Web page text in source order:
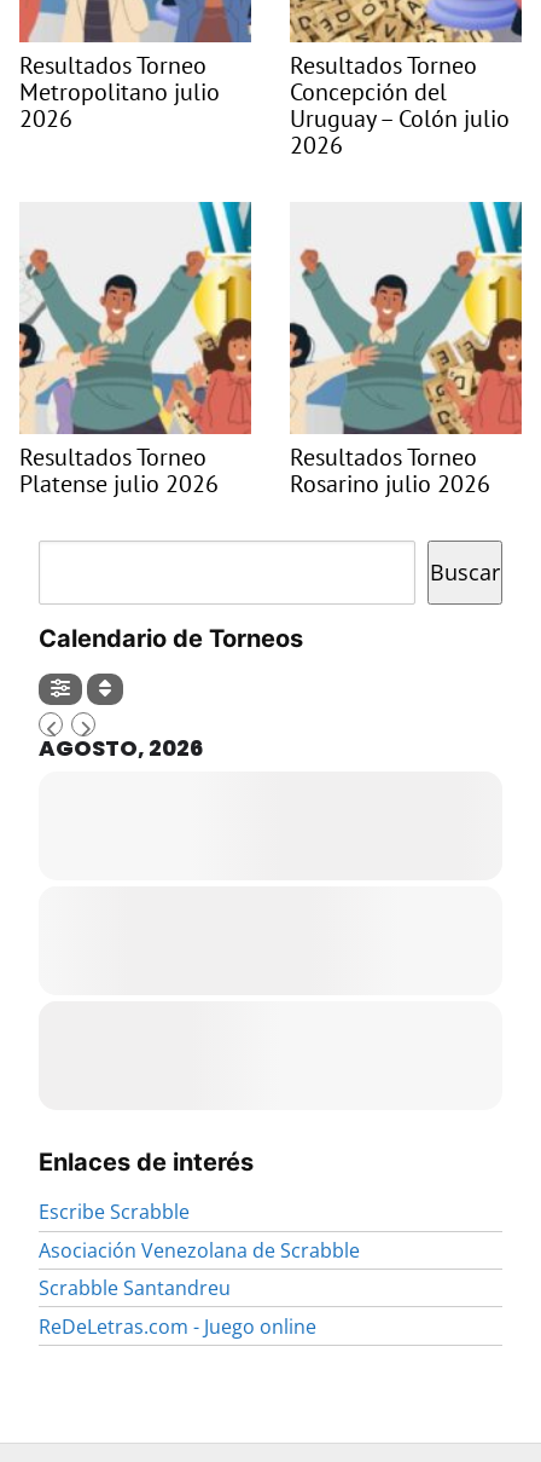
Resultados Torneo
Metropolitano julio
2026
Resultados Torneo
Concepción del
Uruguay – Colón julio
2026
Resultados Torneo
Platense julio 2026
Resultados Torneo
Rosarino julio 2026
Buscar
Calendario de Torneos
AGOSTO, 2026
Enlaces de interés
Escribe Scrabble
Asociación Venezolana de Scrabble
Scrabble Santandreu
ReDeLetras.com - Juego online